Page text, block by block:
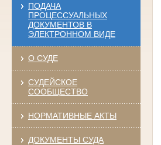
ПОДАЧА
ПРОЦЕССУАЛЬНЫХ
ДОКУМЕНТОВ В
ЭЛЕКТРОННОМ ВИДЕ
О СУДЕ
СУДЕЙСКОЕ
СООБЩЕСТВО
НОРМАТИВНЫЕ АКТЫ
ДОКУМЕНТЫ СУДА